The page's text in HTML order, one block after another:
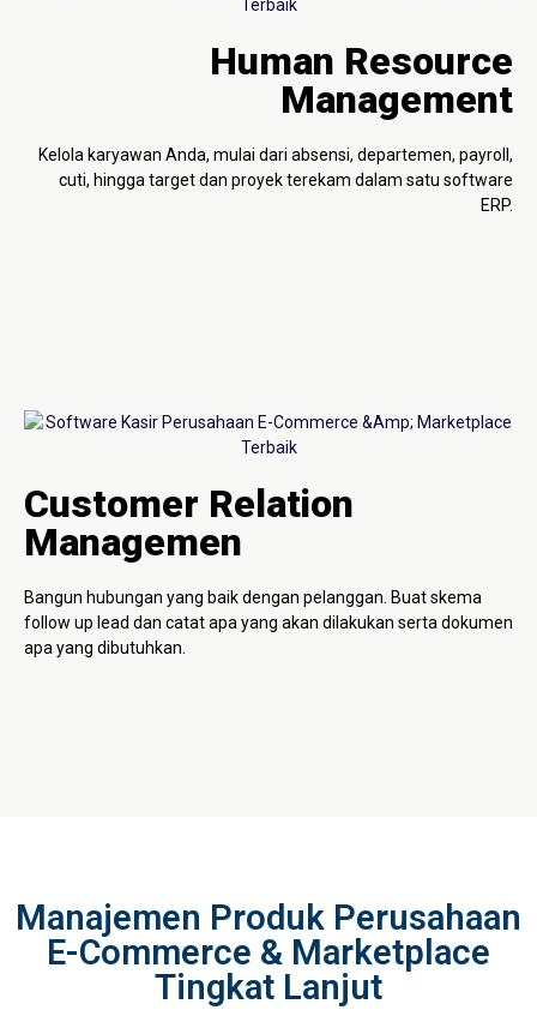
Human Resource
Management
Kelola karyawan Anda, mulai dari absensi, departemen, payroll,
cuti, hingga target dan proyek terekam dalam satu software
ERP.
Customer Relation
Managemen
Bangun hubungan yang baik dengan pelanggan. Buat skema
follow up lead dan catat apa yang akan dilakukan serta dokumen
apa yang dibutuhkan.
Manajemen Produk Perusahaan
E-Commerce & Marketplace
Tingkat Lanjut